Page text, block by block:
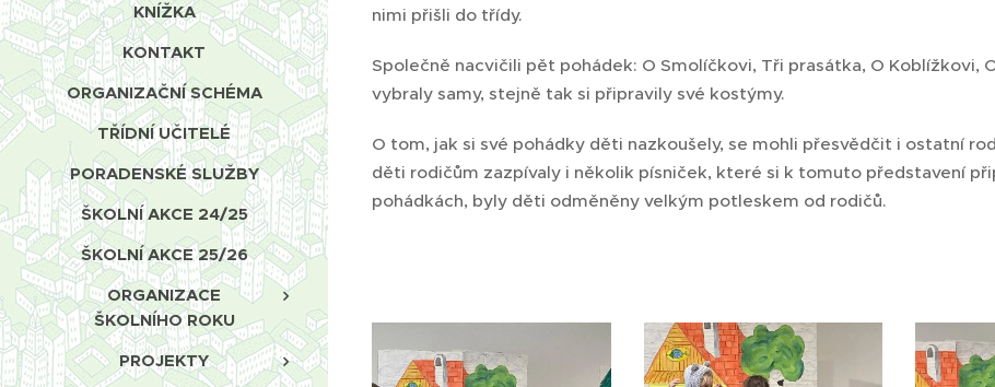
KNÍŽKA
KONTAKT
ORGANIZAČNÍ SCHÉMA
TŘÍDNÍ UČITELÉ
PORADENSKÉ SLUŽBY
ŠKOLNÍ AKCE 24/25
ŠKOLNÍ AKCE 25/26
ORGANIZACE
ŠKOLNÍHO ROKU
PROJEKTY
nimi přišli do třídy.
Společně nacvičili pět pohádek: O Smolíčkovi, Tři prasátka, O Koblížkovi,
vybraly samy, stejně tak si připravily své kostýmy.
O tom, jak si své pohádky děti nazkoušely, se mohli přesvědčit i ostatní
děti rodičům zazpívaly i několik písniček, které si k tomuto představení
pohádkách, byly děti odměněny velkým potleskem od rodičů.